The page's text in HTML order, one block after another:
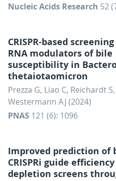
Nucleic Acids Research 52
CRISPR-based
RNA modulators of bile
susceptibility in
thetaiotaomicron
Prezza G, Liao C, Reichardt
Westermann AJ (2024)
PNAS 121 (6): 1096
Improved prediction of
CRISPRi guide
depletion screens